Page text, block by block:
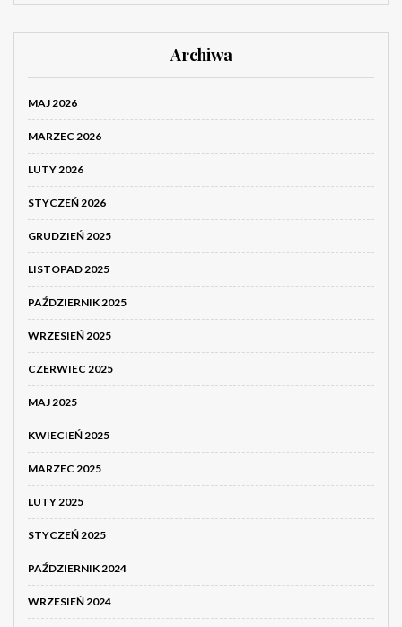
Archiwa
MAJ 2026
MARZEC 2026
LUTY 2026
STYCZEŃ 2026
GRUDZIEŃ 2025
LISTOPAD 2025
PAŹDZIERNIK 2025
WRZESIEŃ 2025
CZERWIEC 2025
MAJ 2025
KWIECIEŃ 2025
MARZEC 2025
LUTY 2025
STYCZEŃ 2025
PAŹDZIERNIK 2024
WRZESIEŃ 2024